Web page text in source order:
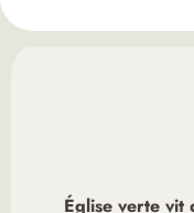
Église verte vit